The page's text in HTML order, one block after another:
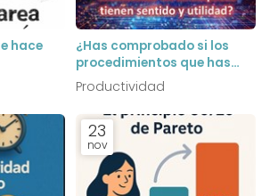
hace
¿Has comprobado si los
procedimientos que has
establecido en tu empresa
Productividad
23
nov